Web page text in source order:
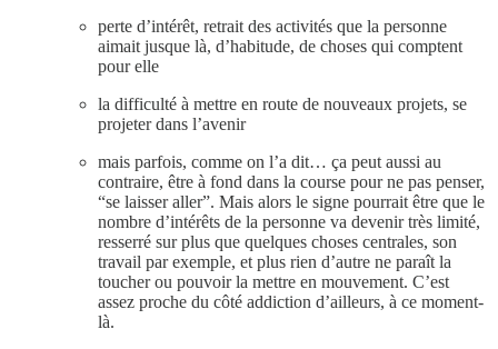
perte d’intérêt, retrait des activités que la personne
aimait jusque là, d’habitude, de choses qui comptent
pour elle
la difficulté à mettre en route de nouveaux projets, se
projeter dans l’avenir
mais parfois, comme on l’a dit… ça peut aussi au
contraire, être à fond dans la course pour ne pas penser,
“se laisser aller”. Mais alors le signe pourrait être que le
nombre d’intérêts de la personne va devenir très limité,
resserré sur plus que quelques choses centrales, son
travail par exemple, et plus rien d’autre ne paraît la
toucher ou pouvoir la mettre en mouvement. C’est
assez proche du côté addiction d’ailleurs, à ce moment-
là.